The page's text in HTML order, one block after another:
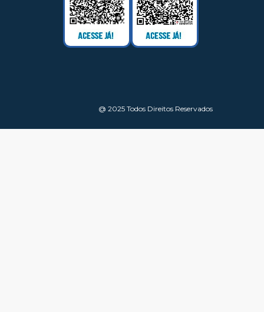
@ 2025 Todos Direitos Reservados